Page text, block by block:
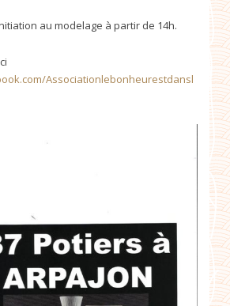
au modelage à partir de 14h.
Associationlebonheurestdansl